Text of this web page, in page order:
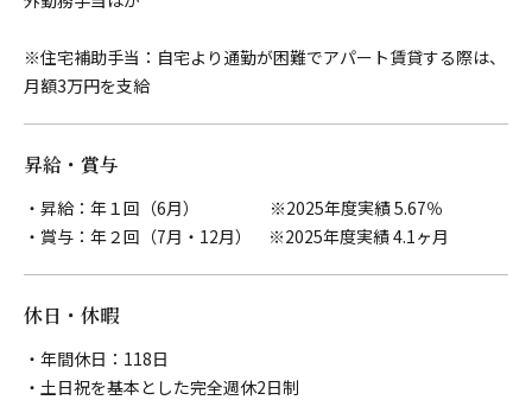
※住宅補助手当：自宅より通勤が困難でアパート賃貸する際は、
月額3万円を支給
昇給・賞与
・昇給：年１回（6月） ※2025年度実績 5.67％
・賞与：年２回（7月・12月） ※2025年度実績 4.1ヶ月
休日・休暇
・年間休日：118日
・土日祝を基本とした完全週休2日制